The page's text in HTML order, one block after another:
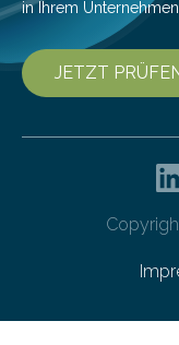
in Ihrem
JETZT